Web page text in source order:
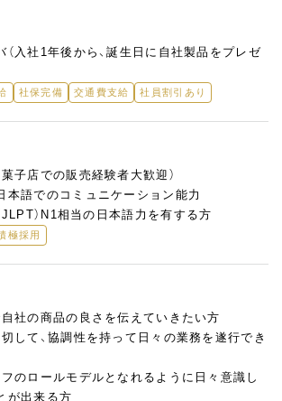
入社1年後から、誕生日に自社製品をプレゼ
社保完備 交通費支給 社員割引あり
子店での販売経験者大歓迎）
本語でのコミュニケーション能力
）N1相当の日本語力を有する方
極採用
自社の商品の良さを伝えていきたい方
して、協調性を持って日々の業務を遂行でき
フのロールモデルとなれるように日々意識し
が出来る方